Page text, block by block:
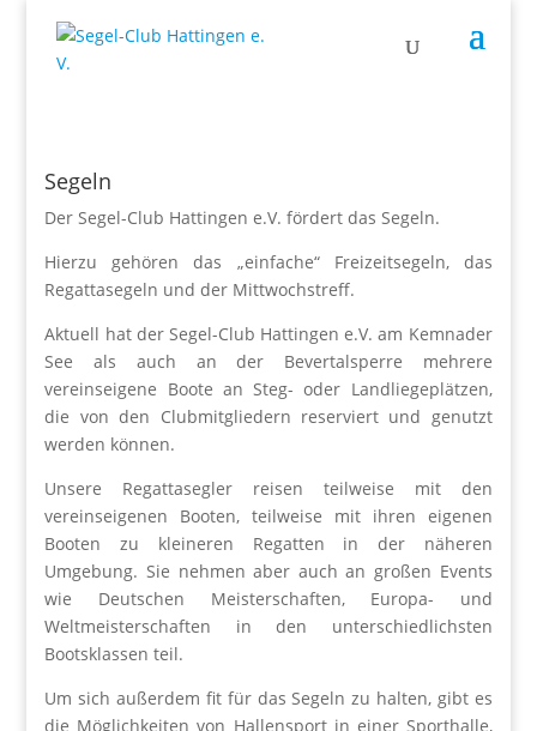
Segeln
Der Segel-Club Hattingen e.V. fördert das Segeln.
Hierzu gehören das „einfache“ Freizeitsegeln, das
Regattasegeln und der Mittwochstreff.
Aktuell hat der Segel-Club Hattingen e.V. am Kemnader
See als auch an der Bevertalsperre mehrere
vereinseigene Boote an Steg- oder Landliegeplätzen,
die von den Clubmitgliedern reserviert und genutzt
werden können.
Unsere Regattasegler reisen teilweise mit den
vereinseigenen Booten, teilweise mit ihren eigenen
Booten zu kleineren Regatten in der näheren
Umgebung. Sie nehmen aber auch an großen Events
wie Deutschen Meisterschaften, Europa- und
Weltmeisterschaften in den unterschiedlichsten
Bootsklassen teil.
Um sich außerdem fit für das Segeln zu halten, gibt es
die Möglichkeiten von Hallensport in einer Sporthalle,